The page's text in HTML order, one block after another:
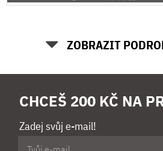
ZOBRAZIT
CHCEŠ 200 KČ NA
Zadej svůj e-mail!